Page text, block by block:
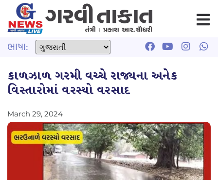
ભાષા:
કાળઝાળ ગરમી વચ્ચે રાજ્યના અનેક
વિસ્તારોમાં વરસ્યો વરસાદ
March 29, 2024